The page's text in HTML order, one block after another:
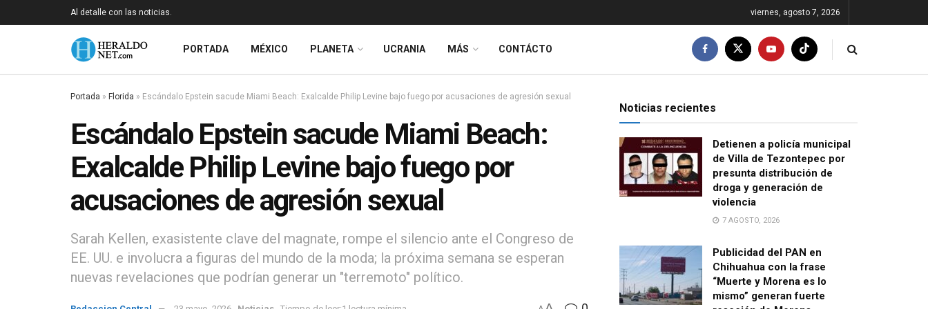
Al detalle con las noticias. viernes, agosto 7, 2026
PORTADA MÉXICO PLANETA UCRANIA MÁS CONTÁCTO
Portada » Florida » Escándalo Epstein sacude Miami Beach: Exalcalde Philip Levine bajo fuego por acusaciones de agresión sexual
Escándalo Epstein sacude Miami Beach:
Exalcalde Philip Levine bajo fuego por
acusaciones de agresión sexual
Sarah Kellen, exasistente clave del magnate, rompe el silencio ante el Congreso de
EE. UU. e involucra a figuras del mundo de la moda; la próxima semana se esperan
nuevas revelaciones que podrían generar un "terremoto" político.
Noticias recientes
Detienen a policía municipal
de Villa de Tezontepec por
presunta distribución de
droga y generación de
violencia
7 AGOSTO, 2026
Publicidad del PAN en
Chihuahua con la frase
“Muerte y Morena es lo
mismo” generan fuerte